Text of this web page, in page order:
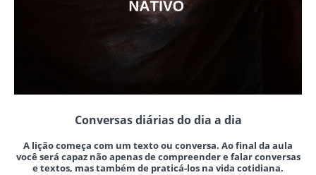
Conversas diárias do dia a dia
A lição começa com um texto ou conversa. Ao final da aula
você será capaz não apenas de compreender e falar conversas
e textos, mas também de praticá-los na vida cotidiana.